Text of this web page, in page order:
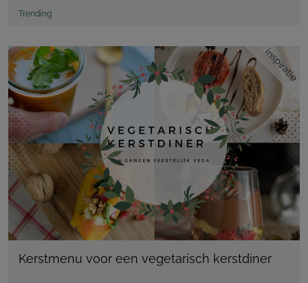
Trending
inspiratie
Kerstmenu voor een vegetarisch kerstdiner